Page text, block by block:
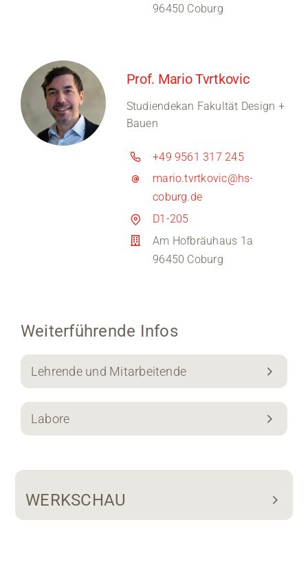
96450 Coburg
Prof. Mario Tvrtkovic
Studiendekan Fakultät Design +
Bauen
+49 9561 317 245
mario.tvrtkovic@hs-
coburg.de
D1-205
Am Hofbräuhaus 1a
96450 Coburg
Weiterführende Infos
Lehrende und Mitarbeitende
Labore
WERKSCHAU